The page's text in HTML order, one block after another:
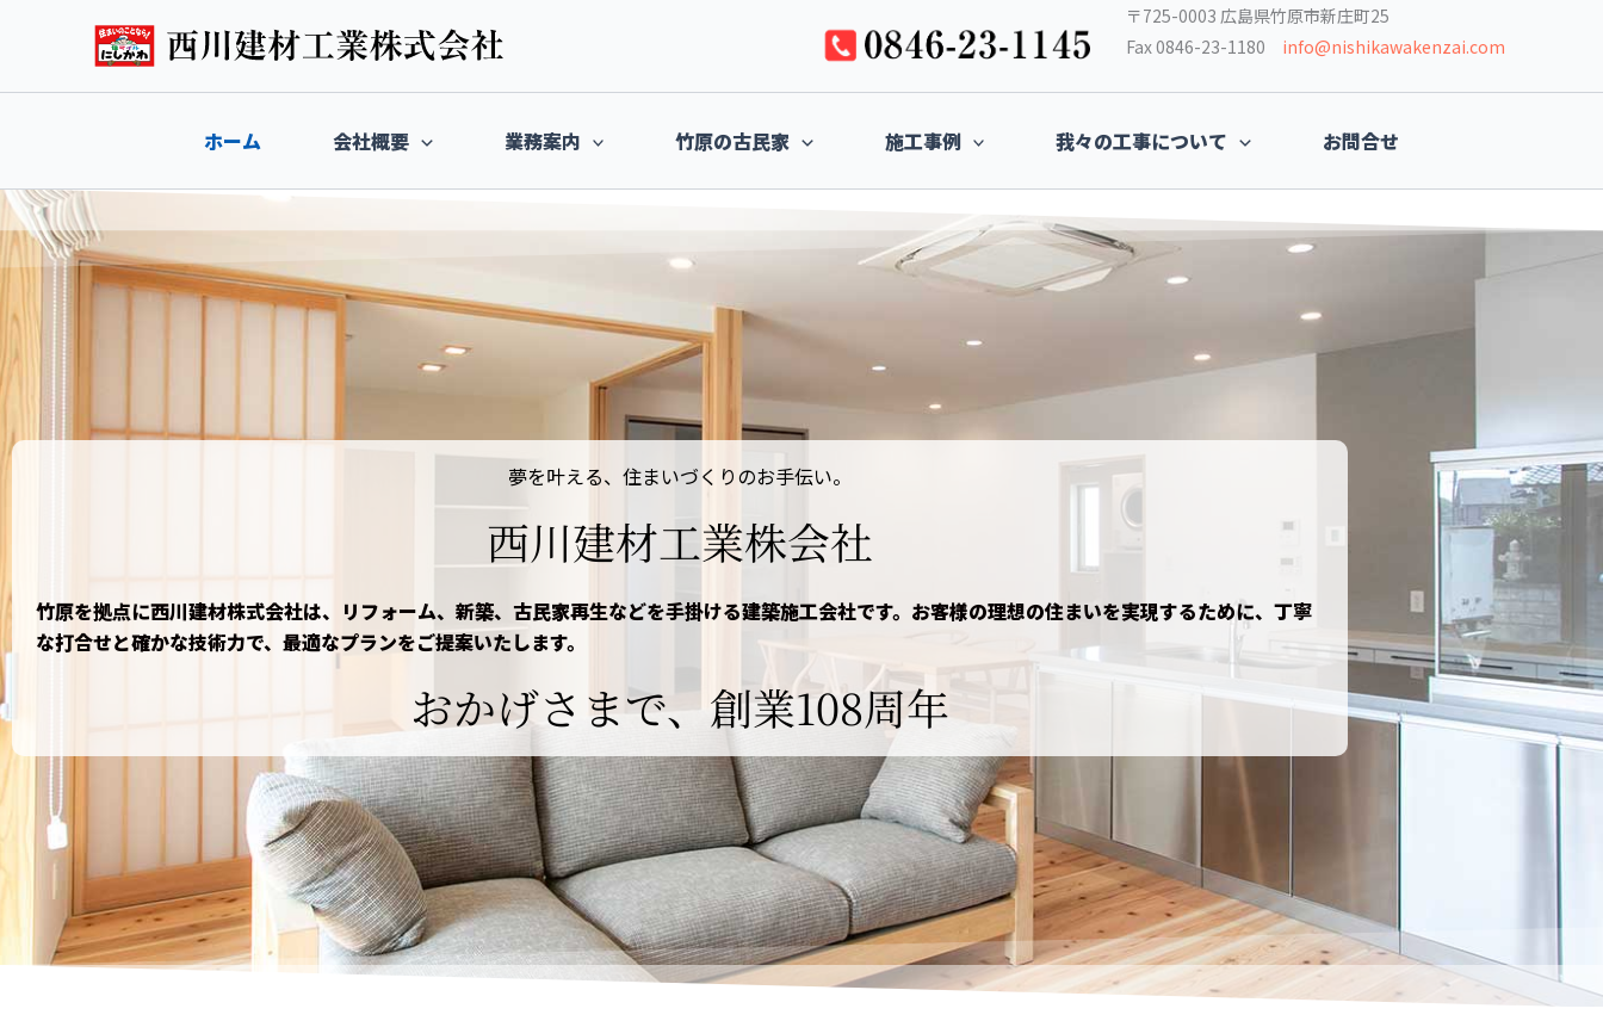
プ
〒725-0003 広島県竹原市新庄町25
Fax 0846-23-1180 info@nishikawakenzai.com
ホーム 会社概要 業務案内 竹原の古民家 施工事例 我々の工事について お問合せ
夢を叶える、住まいづくりのお手伝い。
西川建材工業株会社
竹原を拠点に西川建材株式会社は、リフォーム、新築、古民家再生などを手掛ける建築施工会社です。お客様の理想の住まいを実現するために、丁寧
な打合せと確かな技術力で、最適なプランをご提案いたします。
おかげさまで、創業108周年